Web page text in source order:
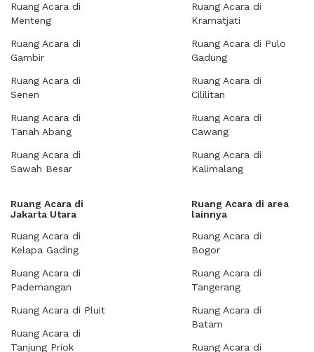
Ruang Acara di
Menteng
Ruang Acara di
Gambir
Ruang Acara di
Senen
Ruang Acara di
Tanah Abang
Ruang Acara di
Sawah Besar
Ruang Acara di
Kramatjati
Ruang Acara di Pulo
Gadung
Ruang Acara di
Cililitan
Ruang Acara di
Cawang
Ruang Acara di
Kalimalang
Ruang Acara di
Jakarta Utara
Ruang Acara di
Kelapa Gading
Ruang Acara di
Pademangan
Ruang Acara di Pluit
Ruang Acara di
Tanjung Priok
Ruang Acara di area
lainnya
Ruang Acara di
Bogor
Ruang Acara di
Tangerang
Ruang Acara di
Batam
Ruang Acara di